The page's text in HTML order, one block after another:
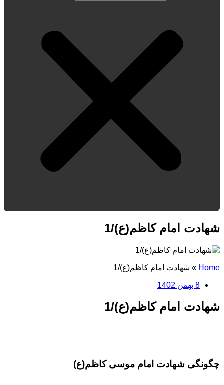
شهادت امام کاظم(ع)/1
Home
» شهادت امام کاظم(ع)/1
8 بهمن 1402
شهادت امام کاظم(ع)/1
چگونگی شهادت امام موسی کاظم(ع)